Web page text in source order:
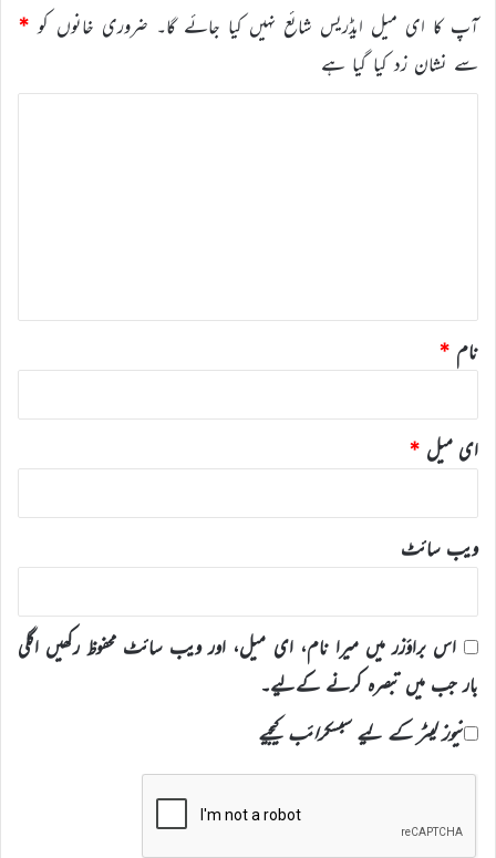
آپ کا ای میل ایڈریس شائع نہیں کیا جائے گا۔ ضروری خانوں کو *
سے نشان زد کیا گیا ہے
نام *
ای میل *
ویب‌ سائٹ
اس براؤزر میں میرا نام، ای میل، اور ویب سائٹ محفوظ رکھیں اگلی
بار جب میں تبصرہ کرنے کےلیے۔
نیوز لیٹر کے لیے سبسکرائب کیجیے